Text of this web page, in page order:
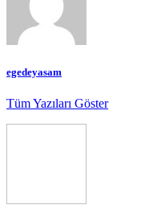
egedeyasam
Tüm Yazıları Göster